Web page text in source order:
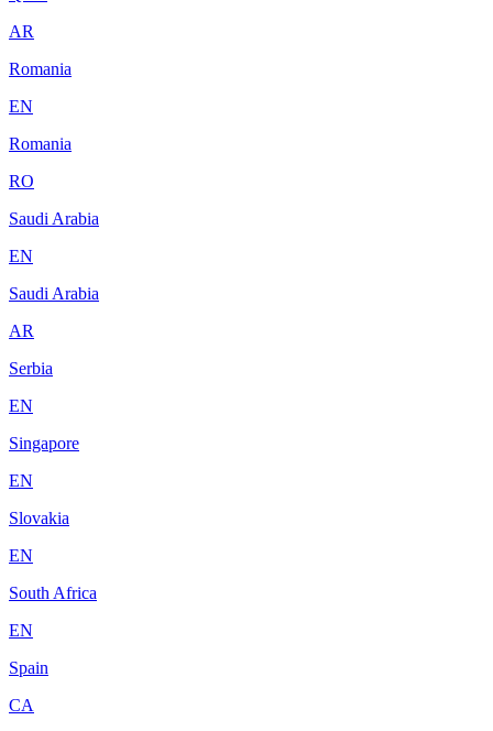
AR
Romania
EN
Romania
RO
Saudi Arabia
EN
Saudi Arabia
AR
Serbia
EN
Singapore
EN
Slovakia
EN
South Africa
EN
Spain
CA